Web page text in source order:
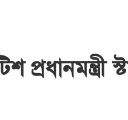
প্রধানমন্ত্রী